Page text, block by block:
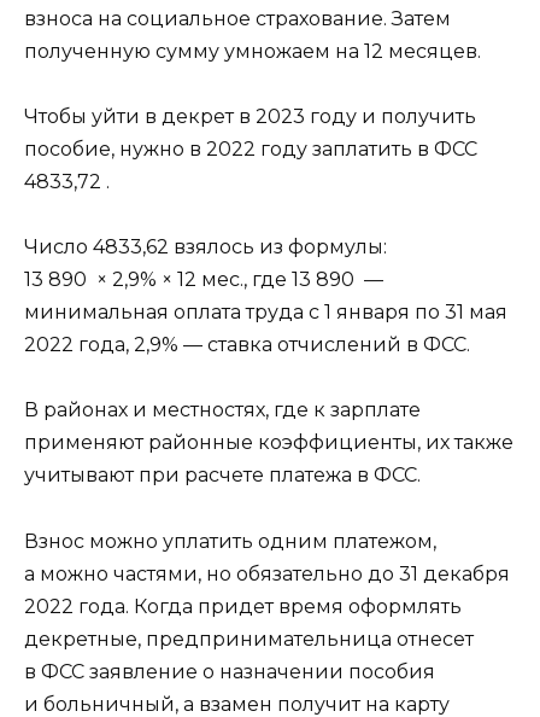
взноса на социальное страхование. Затем
полученную сумму умножаем на 12 месяцев.
Чтобы уйти в декрет в 2023 году и получить
пособие, нужно в 2022 году заплатить в ФСС
4833,72 .
Число 4833,62 взялось из формулы:
13 890 × 2,9% × 12 мес., где 13 890 —
минимальная оплата труда с 1 января по 31 мая
2022 года, 2,9% — ставка отчислений в ФСС.
В районах и местностях, где к зарплате
применяют районные коэффициенты, их также
учитывают при расчете платежа в ФСС.
Взнос можно уплатить одним платежом,
а можно частями, но обязательно до 31 декабря
2022 года. Когда придет время оформлять
декретные, предпринимательница отнесет
в ФСС заявление о назначении пособия
и больничный, а взамен получит на карту